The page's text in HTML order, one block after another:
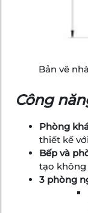
Bản vẽ
Công
Phòng
thiết kế
Bếp và
tạo
3 phòng